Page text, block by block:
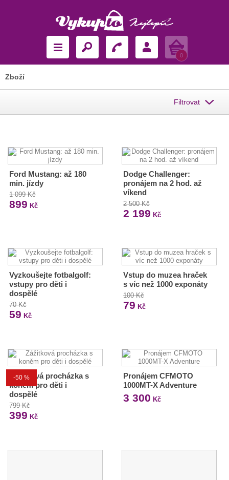
Košík
0
Zboží
Filtrovat
Ford Mustang: až 180
min. jízdy
1 099 Kč
899 Kč
Dodge Challenger:
pronájem na 2 hod. až
víkend
2 500 Kč
2 199 Kč
Vyzkoušejte fotbalgolf:
vstupy pro děti i
dospělé
70 Kč
59 Kč
Vstup do muzea hraček
s víc než 1000 exponáty
100 Kč
79 Kč
-50 %
Zážitková procházka s
koněm pro děti i
dospělé
799 Kč
399 Kč
Pronájem CFMOTO
1000MT-X Adventure
3 300 Kč